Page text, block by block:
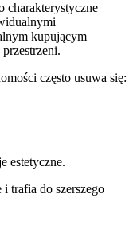
charakterystyczne
kupującym
często usuwa się:
estetyczne.
trafia do szerszego